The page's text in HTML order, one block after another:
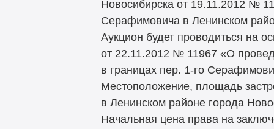
Новосибирска от 19.11.2012 №
Серафимовича в Ленинском
Аукцион будет проводиться на
от 22.11.2012 № 11967 «О
в границах пер. 1-го
Местоположение, площадь
в Ленинском районе города
Начальная цена права на